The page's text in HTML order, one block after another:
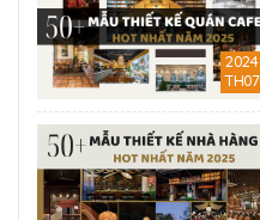
2024
TH07